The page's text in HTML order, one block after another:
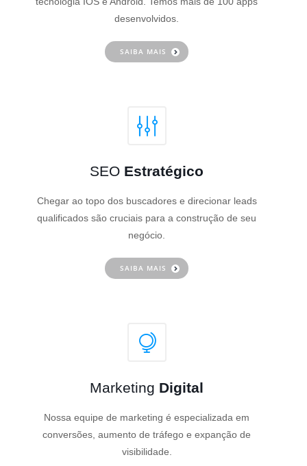
desenvolvidos.
SAIBA MAIS
SEO Estratégico
Chegar ao topo dos buscadores e direcionar leads
qualificados são cruciais para a construção de seu
negócio.
SAIBA MAIS
Marketing Digital
Nossa equipe de marketing é especializada em
conversões, aumento de tráfego e expanção de
visibilidade.